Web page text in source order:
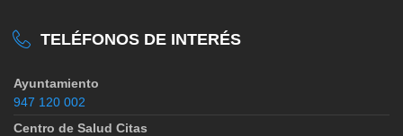
TELÉFONOS DE INTERÉS
Ayuntamiento
947 120 002
Centro de Salud Citas